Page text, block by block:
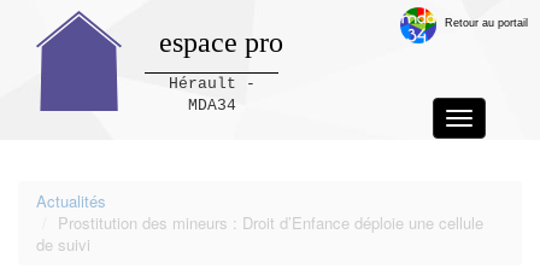
espace pro
Hérault -
MDA34
Toggle
navigation
Retour au portail
Actualités
Prostitution des mineurs : Droit d’Enfance déploie une cellule
de suivi